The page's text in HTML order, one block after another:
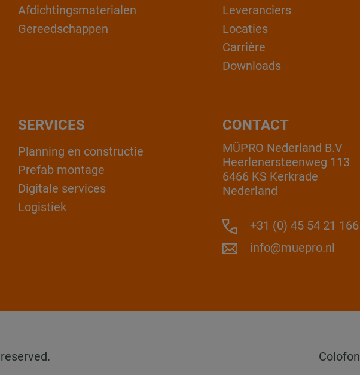
Afdichtingsmaterialen
Gereedschappen
Leveranciers
Locaties
Carrière
Downloads
CONTACT
MÜPRO Nederland B.V
Heerlenersteenweg 113
6466 KS Kerkrade
Nederland
+31 (0) 45 54 21 166
info@muepro.nl
SERVICES
Planning en constructie
Prefab montage
Digitale services
Logistiek
Colofon